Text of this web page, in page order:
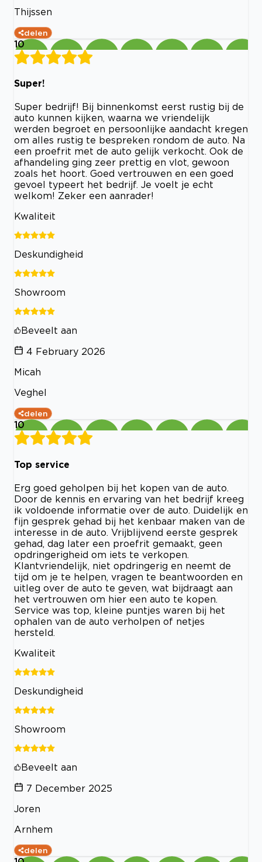
Thijssen
delen
10
Super!
Super bedrijf! Bij binnenkomst eerst rustig bij de
auto kunnen kijken, waarna we vriendelijk
werden begroet en persoonlijke aandacht kregen
om alles rustig te bespreken rondom de auto. Na
een proefrit met de auto gelijk verkocht. Ook de
afhandeling ging zeer prettig en vlot, gewoon
zoals het hoort. Goed vertrouwen en een goed
gevoel typeert het bedrijf. Je voelt je echt
welkom! Zeker een aanrader!
Kwaliteit
Deskundigheid
Showroom
Beveelt aan
4 February 2026
Micah
Veghel
delen
10
Top service
Erg goed geholpen bij het kopen van de auto.
Door de kennis en ervaring van het bedrijf kreeg
ik voldoende informatie over de auto. Duidelijk en
fijn gesprek gehad bij het kenbaar maken van de
interesse in de auto. Vrijblijvend eerste gesprek
gehad, dag later een proefrit gemaakt, geen
opdringerigheid om iets te verkopen.
Klantvriendelijk, niet opdringerig en neemt de
tijd om je te helpen, vragen te beantwoorden en
uitleg over de auto te geven, wat bijdraagt aan
het vertrouwen om hier een auto te kopen.
Service was top, kleine puntjes waren bij het
ophalen van de auto verholpen of netjes
hersteld.
Kwaliteit
Deskundigheid
Showroom
Beveelt aan
7 December 2025
Joren
Arnhem
delen